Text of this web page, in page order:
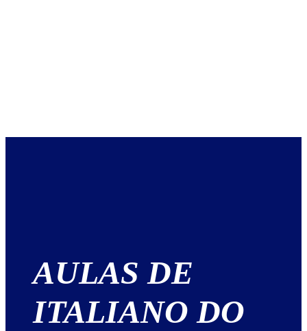
AULAS DE
ITALIANO DO